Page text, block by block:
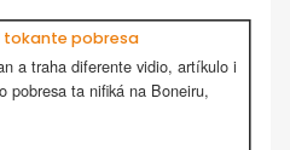
tokante pobresa
a traha diferente vidio, artíkulo i
pobresa ta nifiká na Boneiru,